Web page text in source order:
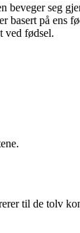
beveger seg
basert på ens
ved fødsel.
til de tolv